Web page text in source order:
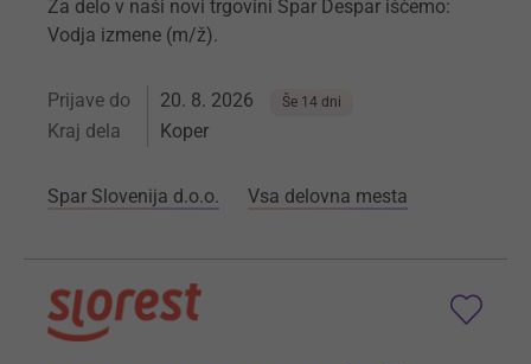
Za delo v naši novi trgovini Spar Despar iščemo:
Vodja izmene (m/ž).
Prijave do 20. 8. 2026 Še 14 dni
Kraj dela Koper
Spar Slovenija d.o.o. Vsa delovna mesta